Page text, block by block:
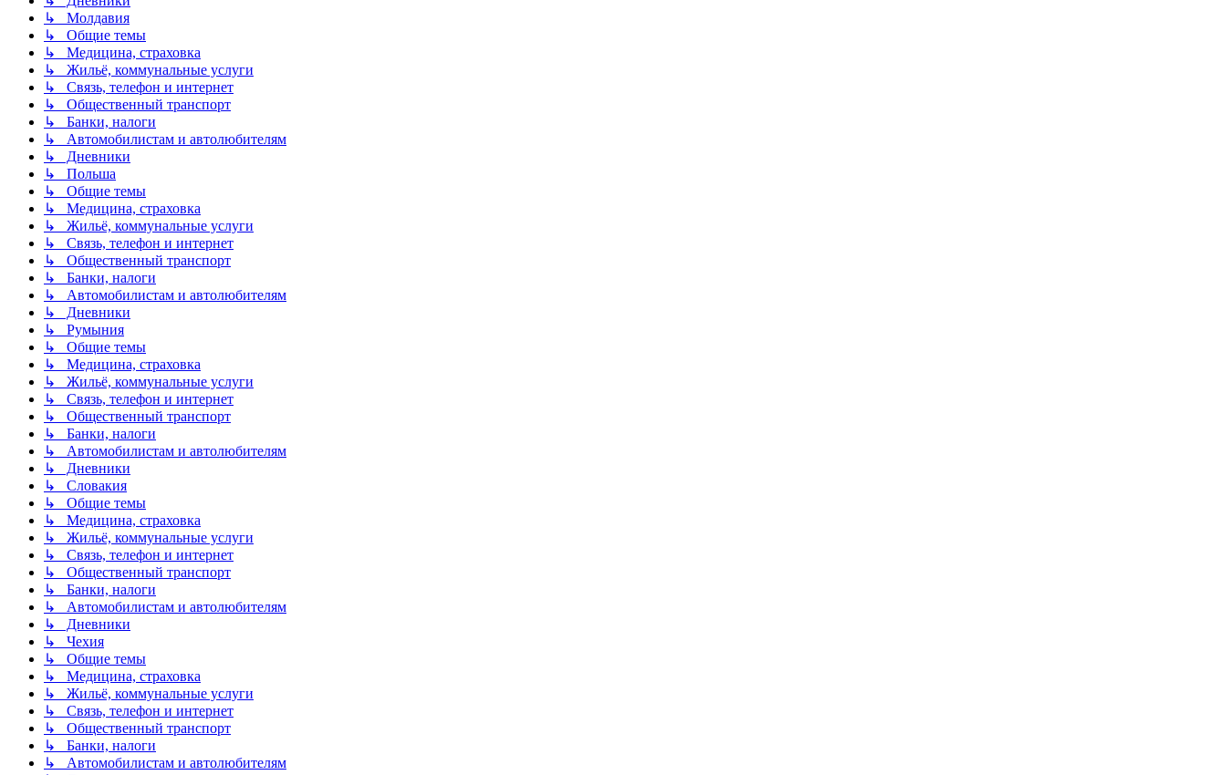
↳ Молдавия
↳ Общие темы
↳ Медицина, страховка
↳ Жильё, коммунальные услуги
↳ Связь, телефон и интернет
↳ Общественный транспорт
↳ Банки, налоги
↳ Автомобилистам и автолюбителям
↳ Дневники
↳ Польша
↳ Общие темы
↳ Медицина, страховка
↳ Жильё, коммунальные услуги
↳ Связь, телефон и интернет
↳ Общественный транспорт
↳ Банки, налоги
↳ Автомобилистам и автолюбителям
↳ Дневники
↳ Румыния
↳ Общие темы
↳ Медицина, страховка
↳ Жильё, коммунальные услуги
↳ Связь, телефон и интернет
↳ Общественный транспорт
↳ Банки, налоги
↳ Автомобилистам и автолюбителям
↳ Дневники
↳ Словакия
↳ Общие темы
↳ Медицина, страховка
↳ Жильё, коммунальные услуги
↳ Связь, телефон и интернет
↳ Общественный транспорт
↳ Банки, налоги
↳ Автомобилистам и автолюбителям
↳ Дневники
↳ Чехия
↳ Общие темы
↳ Медицина, страховка
↳ Жильё, коммунальные услуги
↳ Связь, телефон и интернет
↳ Общественный транспорт
↳ Банки, налоги
↳ Автомобилистам и автолюбителям